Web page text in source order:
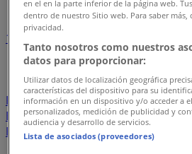
1
26
Davivienda
Tiendas D1 Ara
Rebaja
Banco AV Villas Alkosto
Banco Itaú
Protección
Bancolombia
Ésika Cruz verde
en el en la parte inferior de la página web.
dentro de nuestro Sitio web. Para saber
privacidad.
Tanto nosotros como nuestros
datos para proporcionar:
Utilizar datos de localización geográfica
características del dispositivo para su
información en un dispositivo y/o acceder a
personalizados, medición de publicidad y
audiencia y desarrollo de servicios.
Lista de asociados (proveedores)